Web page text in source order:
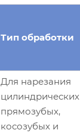
Тип обработки
Для нарезания
цилиндрических
прямозубых,
косозубых и